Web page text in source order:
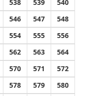
538 539
540
546 547
548
554 555
556
562 563
564
570 571
572
578 579
580